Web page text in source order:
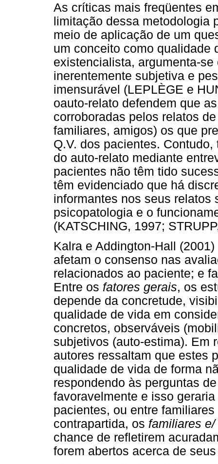
As críticas mais freqüentes
limitação dessa metodologia
meio de aplicação de um
um conceito como qualidade
existencialista, argumenta-
inerentemente subjetiva e
imensurável (LEPLÈGE e
oauto-relato defendem que
corroboradas pelos relatos
familiares, amigos) os que
Q.V. dos pacientes.
do auto-relato mediante
pacientes não têm tido
têm evidenciado que há
informantes nos seus relatos
psicopatologia e o
(KATSCHING, 1997;
Kalra e Addington-Hall
afetam o consenso nas
relacionados ao paciente; e
Entre os fatores gerais, os
depende da concretude,
qualidade de vida em
concretos, observáveis
subjetivos (auto-estima). Em
autores ressaltam que estes
qualidade de vida de forma
respondendo às perguntas
favoravelmente e isso
pacientes, ou entre
contrapartida, os familiares
chance de refletirem
forem abertos acerca de